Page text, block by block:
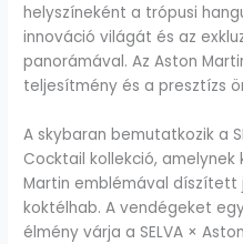
helyszíneként a trópusi
innováció világát és az
panorámával. Az Aston
teljesítmény és a presztízs
A skybaran bemutatkozik a
Cocktail kollekció, amelynek
Martin emblémával
koktélhab. A vendégeket
élmény várja a SELVA ×